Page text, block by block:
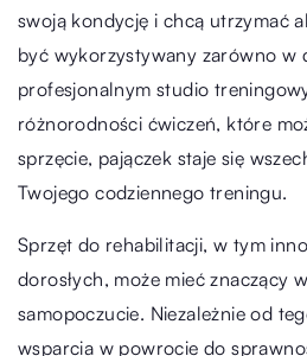
swoją kondycję i chcą utrzymać
być wykorzystywany zarówno w
profesjonalnym studio
różnorodności ćwiczeń, które
sprzęcie, pajączek staje się
Twojego codziennego treningu.
Sprzęt do rehabilitacji, w tym
dorosłych, może mieć znaczący
samopoczucie. Niezależnie od
wsparcia w powrocie do